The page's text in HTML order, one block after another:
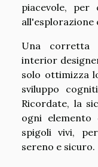
piacevole,
all'esplorazione
Una corretta
interior
solo ottimizza
sviluppo
Ricordate, la
ogni elemento
spigoli vivi,
sereno e sicuro.